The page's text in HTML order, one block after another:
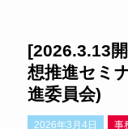
[2026.3.13
想推進セミ
進委員会)
2026年3月4日 事